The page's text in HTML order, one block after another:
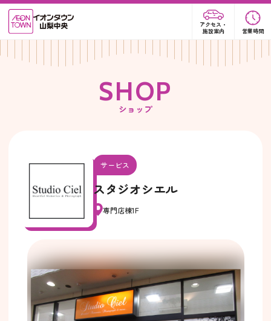
アクセス・
施設案内
営業時間
SHOP
ショップ
サービス
スタジオシエル
専門店棟1F